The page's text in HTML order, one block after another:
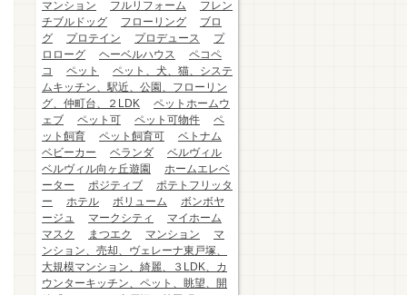
マンション フルリフォーム
フレン
チブルドッグ
フローリング
ブロ
グ
プロテイン プロデュース
プ
ロローグ
ヘーベルハウス
ペコペ
コ
ペット
ペット、犬、猫、システ
ムキッチン、駅近、公園、フローリン
グ、仲町台、２LDK
ペットホームウ
ェブ
ペット可 ペット可物件
ペ
ット飼育
ペット飼育可
ベトナム
ベビーカー
ベランダ
ベルヴィル
ベルヴィル向ヶ丘遊園
ホームエレベ
ーター
ポジティブ
ポテトフリッタ
ー
ホテル ボリューム
ボンボヤ
ージュ
マークシティ
マイホーム
マスク
まつエク マンション
マ
ンション、売却、ヴェレーナ東戸塚、
大規模マンション、綺麗、３LDK、カ
ウンターキッチン、ペット、眺望、開